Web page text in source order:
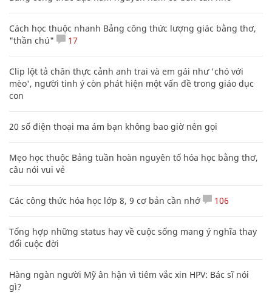
Cách học thuộc nhanh Bảng công thức lượng giác bằng thơ,
"thần chú"
17
Clip lột tả chân thực cảnh anh trai và em gái như 'chó với
mèo', người tinh ý còn phát hiện một vấn đề trong giáo dục
con
20 số điện thoại ma ám bạn không bao giờ nên gọi
Mẹo học thuộc Bảng tuần hoàn nguyên tố hóa học bằng thơ,
câu nói vui vẻ
Các công thức hóa học lớp 8, 9 cơ bản cần nhớ 106
Tổng hợp những status hay về cuộc sống mang ý nghĩa thay
đổi cuộc đời
Hàng ngàn người Mỹ ân hận vì tiêm vắc xin HPV: Bác sĩ nói
gì?